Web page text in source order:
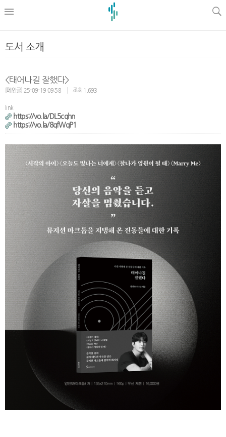
도서 소개
<태어나길 잘했다>
[메인글] 25-09-19 09:58 조회 1,693
link
https://vo.la/DL5cqhn
https://vo.la/8qfWqP1